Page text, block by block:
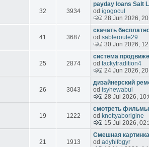
32 3934
payday loans Salt
od igogocul
28 Jun 2026,
41 3687
скачать
od sableroute29
30 Jun 2026,
25 2874
система
od tackytradition4
24 Jun 2026,
26 3043
дизайнерский
od isyhewabul
28 Jul 2026,
19 1222
смотреть
od knottyaborigine
15 Jul 2026,
21 1913
Смешная
od adyhifogyr